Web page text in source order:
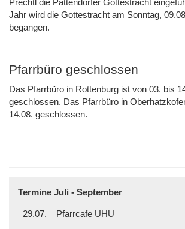
Jahr wird die Gottestracht am Sonntag,
begangen.
Pfarrbüro geschlossen
Das Pfarrbüro in Rottenburg ist von 03. bis
geschlossen. Das Pfarrbüro in
14.08. geschlossen.
Termine Juli - September
29.07. Pfarrcafe UHU